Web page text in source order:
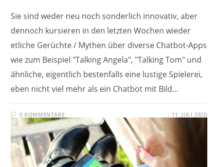
Sie sind weder neu noch sonderlich innovativ, aber
dennoch kursieren in den letzten Wochen wieder
etliche Gerüchte / Mythen über diverse Chatbot-Apps
wie zum Beispiel "Talking Angela", "Talking Tom" und
ähnliche, eigentlich bestenfalls eine lustige Spielerei,
eben nicht viel mehr als ein Chatbot mit Bild…
0 KOMMENTARE 11. JULI 2020